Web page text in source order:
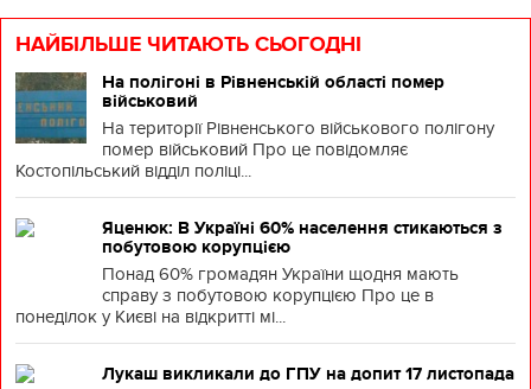
НАЙБІЛЬШЕ ЧИТАЮТЬ СЬОГОДНІ
На полігоні в Рівненській області помер
військовий
На території Рівненського військового полігону
помер військовий Про це повідомляє
Костопільський відділ поліці...
Яценюк: В Україні 60% населення стикаються з
побутовою корупцією
Понад 60% громадян України щодня мають
справу з побутовою корупцією Про це в
понеділок у Києві на відкритті мі...
Лукаш викликали до ГПУ на допит 17 листопада